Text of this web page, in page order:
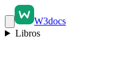
W3docs
Libros